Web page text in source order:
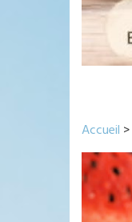
Accueil >